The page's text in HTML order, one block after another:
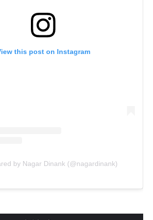
this post on Instagram
by Nagar Dinank (@nagardinank)